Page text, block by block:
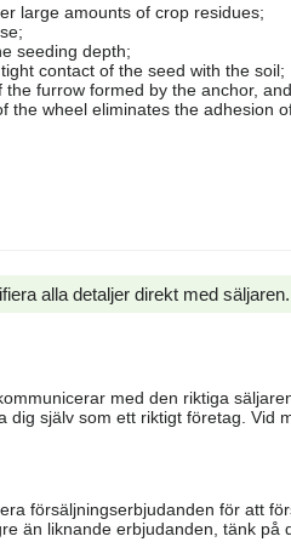
large amounts of crop residues;
seeding depth;
contact of the seed with the soil;
furrow formed by the anchor,
the wheel eliminates the adhesion
alla detaljer direkt med säljaren.
med den riktiga
själv som ett riktigt företag. Vid
försäljningserbjudanden för att
än liknande erbjudanden, tänk